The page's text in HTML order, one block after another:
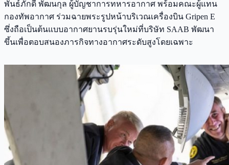
พันธ์ภักดี พัฒนกุล ผู้บัญชาการทหารอากาศ พร้อมคณะผู้แทน
กองทัพอากาศ ร่วมฉายพระรูปหน้าบริเวณเครื่องบิน Gripen E
ซึ่งถือเป็นต้นแบบอากาศยานรบรุ่นใหม่ที่บริษัท SAAB พัฒนา
ขึ้นเพื่อตอบสนองภารกิจทางอากาศระดับสูงโดยเฉพาะ